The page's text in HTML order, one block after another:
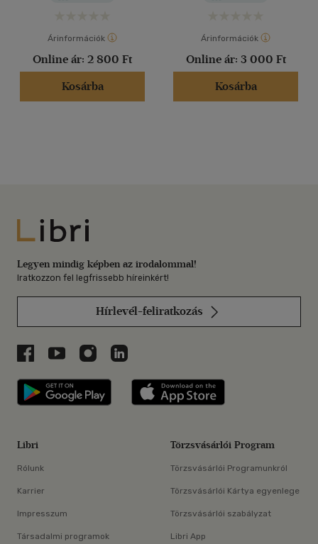
Árinformációk
Online ár: 2 800 Ft
Kosárba
Árinformációk
Online ár: 3 000 Ft
Kosárba
Libri
Legyen mindig képben az irodalommal!
Iratkozzon fel legfrissebb híreinkért!
Hírlevél-feliratkozás
Libri a Facebookon
Libri a Youtube-on
Libri az Instagramon
Libri a LinkedInen
Libri applikáció Szerezd meg: Google
Libri
Rólunk
Karrier
Impresszum
Társadalmi programok
Törzsvásárlói Program
Törzsvásárlói Programunkról
Törzsvásárlói Kártya egyenlege
Törzsvásárlói szabályzat
Libri App